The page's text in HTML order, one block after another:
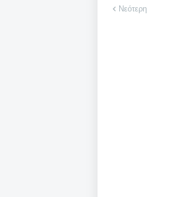
Νεότερη